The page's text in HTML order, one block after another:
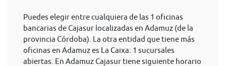
Puedes elegir entre cualquiera de las 1 oficinas
bancarias de Cajasur localizadas en Adamuz (de la
provincia Córdoba). La otra entidad que tiene más
oficinas en Adamuz es La Caixa: 1 sucursales
abiertas. En Adamuz Cajasur tiene siguiente horario